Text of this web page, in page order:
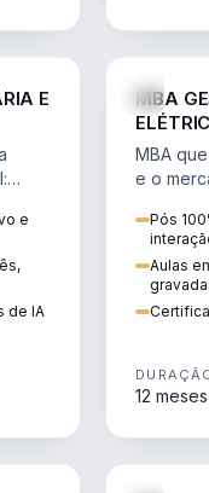
E
e
de IA
MBA
MBA
e o
Pós
Aulas
12 meses